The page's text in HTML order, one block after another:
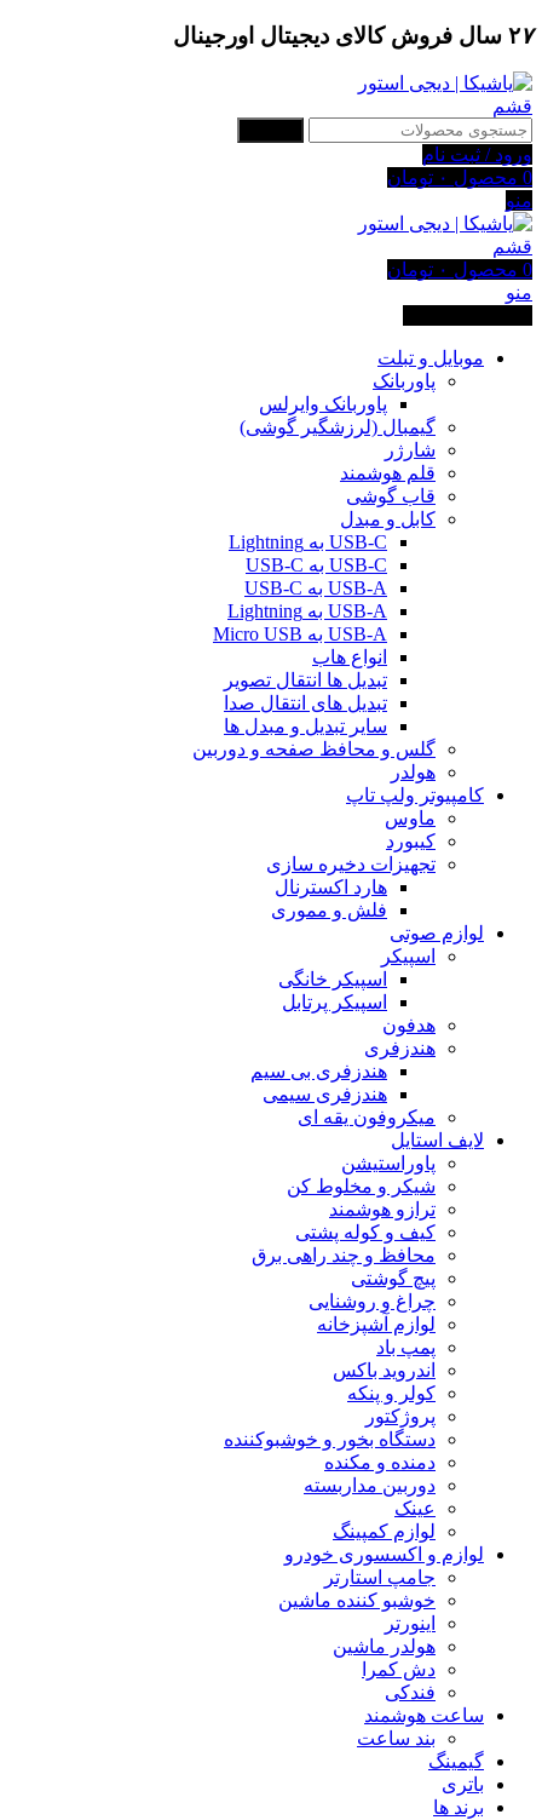
۲۷ سال فروش کالای دیجیتال اورجینال
ورود / ثبت نام
0 محصول ۰ تومان
منو
0 محصول ۰ تومان
منو
موبایل و تبلت
پاوربانک
پاوربانک وایرلس
گیمبال (لرزشگیر گوشی)
شارژر
قلم هوشمند
قاب گوشی
کابل و مبدل
USB-C به Lightning
USB-C به USB-C
USB-A به USB-C
USB-A به Lightning
USB-A به Micro USB
انواع هاب
تبدیل ها انتقال تصویر
تبدیل های انتقال صدا
سایر تبدیل و مبدل ها
گلس و محافظ صفحه و دوربین
هولدر
کامپیوتر ولپ تاپ
ماوس
کیبورد
تجهیزات دخیره سازی
هارد اکسترنال
فلش و مموری
لوازم صوتی
اسپیکر
اسپیکر خانگی
اسپیکر پرتابل
هدفون
هندزفری
هندزفری بی سیم
هندزفری سیمی
میکروفون یقه ای
لایف استایل
پاوراستیشن
شیکر و مخلوط کن
ترازو هوشمند
کیف و کوله پشتی
محافظ و چند راهی برق
پیچ گوشتی
چراغ و روشنایی
لوازم آشپزخانه
پمپ باد
اندروید باکس
کولر و پنکه
پروژکتور
دستگاه بخور و خوشبوکننده
دمنده و مکنده
دوربین مداربسته
عینک
لوازم کمپینگ
لوازم و اکسسوری خودرو
جامپ استارتر
خوشبو کننده ماشین
اینورتر
هولدر ماشین
دش کمرا
فندکی
ساعت هوشمند
بند ساعت
گیمینگ
باتری
برند ها